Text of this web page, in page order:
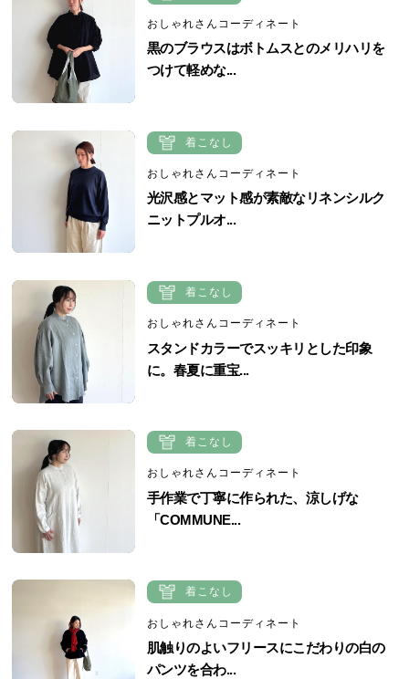
おしゃれさんコーディネート
黒のブラウスはボトムスとのメリハリを
つけて軽めな...
着こなし
おしゃれさんコーディネート
光沢感とマット感が素敵なリネンシルク
ニットプルオ...
着こなし
おしゃれさんコーディネート
スタンドカラーでスッキリとした印象
に。春夏に重宝...
着こなし
おしゃれさんコーディネート
手作業で丁寧に作られた、涼しげな
「COMMUNE...
着こなし
おしゃれさんコーディネート
肌触りのよいフリースにこだわりの白の
パンツを合わ...